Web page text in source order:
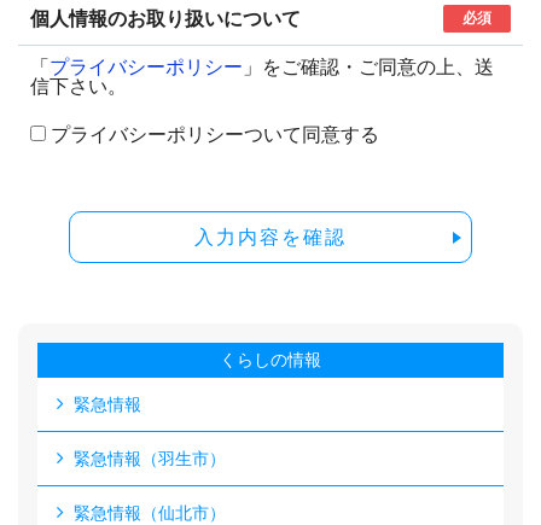
個人情報のお取り扱いについて 必須
「 プライバシーポリシー 」をご確認・ご同意の上、送
信下さい。
プライバシーポリシーついて同意する
入力内容を確認
くらしの情報
緊急情報
緊急情報（羽生市）
緊急情報（仙北市）